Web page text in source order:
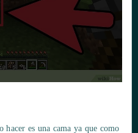
es una cama ya que como